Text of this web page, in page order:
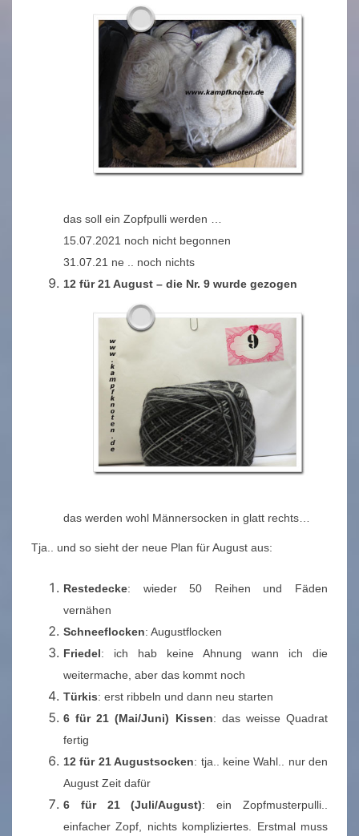
das soll ein Zopfpulli werden …
15.07.2021 noch nicht begonnen
31.07.21 ne .. noch nichts
12 für 21 August – die Nr. 9 wurde gezogen
das werden wohl Männersocken in glatt rechts…
Tja.. und so sieht der neue Plan für August aus:
Restedecke: wieder 50 Reihen und Fäden
vernähen
Schneeflocken: Augustflocken
Friedel: ich hab keine Ahnung wann ich die
weitermache, aber das kommt noch
Türkis: erst ribbeln und dann neu starten
6 für 21 (Mai/Juni) Kissen: das weisse Quadrat
fertig
12 für 21 Augustsocken: tja.. keine Wahl.. nur den
August Zeit dafür
6 für 21 (Juli/August): ein Zopfmusterpulli..
einfacher Zopf, nichts kompliziertes. Erstmal muss